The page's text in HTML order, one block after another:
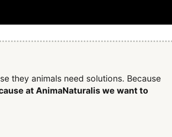
they animals need solutions. Because
at AnimaNaturalis we want to